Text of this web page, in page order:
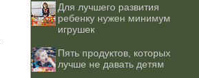
Для лучшего развития
ребенку нужен минимум
игрушек
Пять продуктов, которых
лучше не давать детям